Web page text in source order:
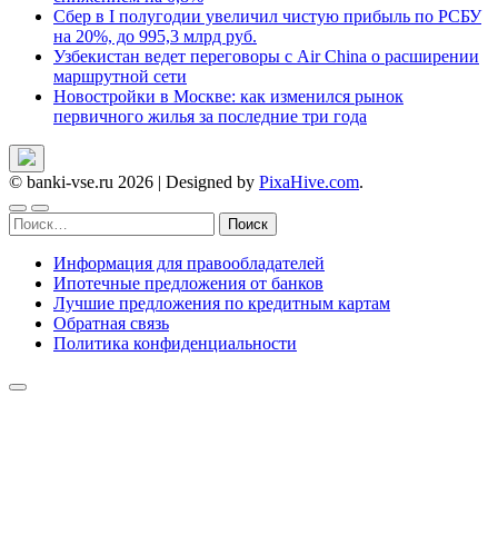
Сбер в I полугодии увеличил чистую прибыль по РСБУ
на 20%, до 995,3 млрд руб.
Узбекистан ведет переговоры с Air China о расширении
маршрутной сети
Новостройки в Москве: как изменился рынок
первичного жилья за последние три года
© banki-vse.ru 2026 | Designed by PixaHive.com.
Найти:
Информация для правообладателей
Ипотечные предложения от банков
Лучшие предложения по кредитным картам
Обратная связь
Политика конфиденциальности